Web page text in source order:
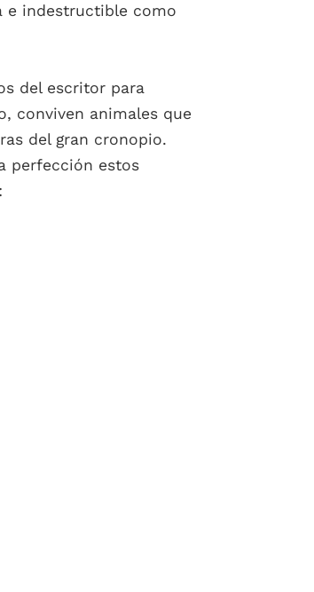
e indestructible como
del escritor para
conviven animales que
del gran cronopio.
perfección estos